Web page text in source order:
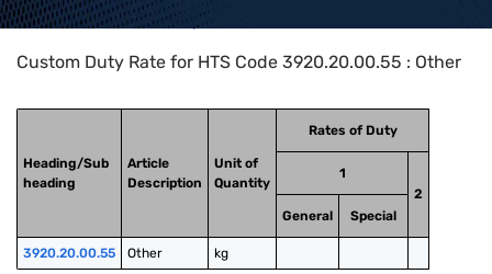
Home>HTS Codes> Chapter
Custom Duty Rate for HTS Code 3920.20.00.55 : Other
Heading/Sub
heading
Article
Description
Unit of
Quantity
Rates of Duty
1
2
General
Special
3920.20.00.55 Other kg